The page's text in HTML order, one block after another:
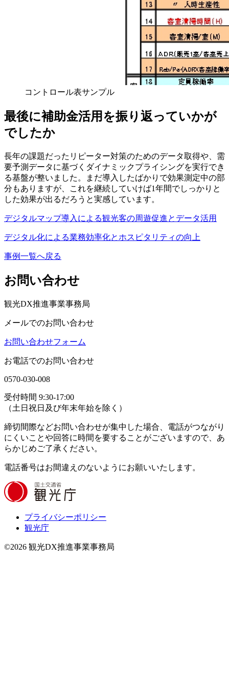
コントロール表サンプル
最後に補助金活用を振り返っていかが
でしたか
長年の課題だったリピーター対策のためのデータ取得や、需
要予測データに基づくダイナミックプライシングを実行でき
る基盤が整いました。まだ導入したばかりで効果測定中の部
分もありますが、これを継続していけば1年間でしっかりと
した効果が出るだろうと実感しています。
デジタルマップ導入による観光客の周遊促進とデータ活用
デジタル化による業務効率化とホスピタリティの向上
事例一覧へ戻る
お問い合わせ
観光DX推進事業事務局
メールでのお問い合わせ
お問い合わせフォーム
お電話でのお問い合わせ
0570-030-008
受付時間 9:30-17:00
（土日祝日及び年末年始を除く）
締切間際などお問い合わせが集中した場合、電話がつながり
にくいことや回答に時間を要することがございますので、あ
らかじめご了承ください。
電話番号はお間違えのないようにお願いいたします。
プライバシーポリシー
観光庁
©2026 観光DX推進事業事務局